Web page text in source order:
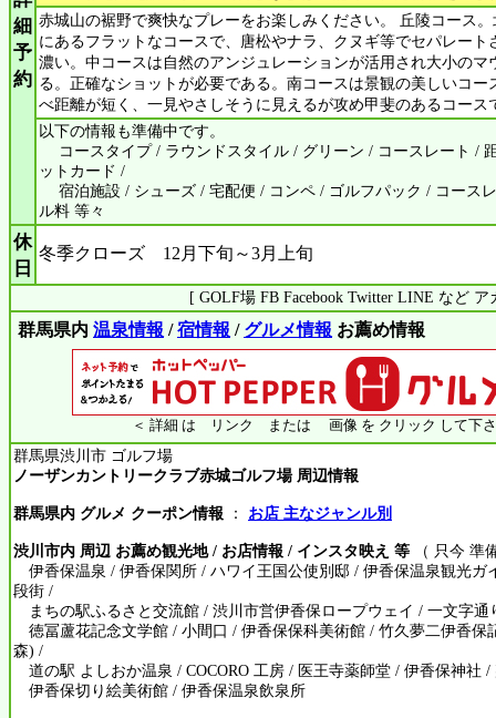
細
予
約
赤城山の裾野で爽快なプレーをお楽しみください。 丘陵コース
にあるフラットなコースで、唐松やナラ、クヌギ等でセパレート
濃い。中コースは自然のアンジュレーションが活用され大小のマ
る。正確なショットが必要である。南コースは景観の美しいコー
べ距離が短く、一見やさしそうに見えるが攻め甲斐のあるコース
以下の情報も準備中です。
コースタイプ / ラウンドスタイル / グリーン / コースレート /
ットカード /
宿泊施設 / シューズ / 宅配便 / コンペ / ゴルフパック / コース
ル料 等々
休
日
冬季クローズ 12月下旬～3月上旬
[ GOLF場 FB Facebook Twitter LINE など
群馬県内 温泉情報 /宿情報 / グルメ情報 お薦め情報
＜ 詳細 は リンク または 画像 を クリック して下
群馬県渋川市 ゴルフ場
ノーザンカントリークラブ赤城ゴルフ場 周辺情報
群馬県内 グルメ クーポン情報 ： お店 主なジャンル別
渋川市内 周辺 お薦め観光地 / お店情報 / インスタ映え 等 （ 只今 準
伊香保温泉 / 伊香保関所 / ハワイ王国公使別邸 / 伊香保温泉観光ガ
段街 /
まちの駅ふるさと交流館 / 渋川市営伊香保ロープウェイ / 一文字通
徳冨蘆花記念文学館 / 小間口 / 伊香保保科美術館 / 竹久夢二伊香保
森) /
道の駅 よしおか温泉 / COCORO 工房 / 医王寺薬師堂 / 伊香保神社 /
伊香保切り絵美術館 / 伊香保温泉飲泉所